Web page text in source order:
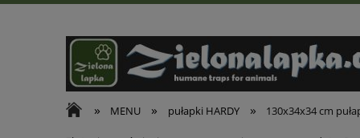
» MENU » pułapki HARDY » 130x34x34 cm